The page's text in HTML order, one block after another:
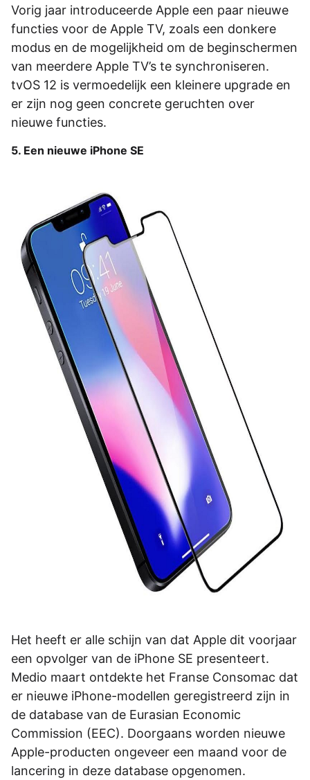
Vorig jaar introduceerde Apple een paar nieuwe
functies voor de Apple TV, zoals een donkere
modus en de mogelijkheid om de beginschermen
van meerdere Apple TV’s te synchroniseren.
tvOS 12 is vermoedelijk een kleinere upgrade en
er zijn nog geen concrete geruchten over
nieuwe functies.
5. Een nieuwe iPhone SE
Het heeft er alle schijn van dat Apple dit voorjaar
een opvolger van de iPhone SE presenteert.
Medio maart ontdekte het Franse Consomac dat
er nieuwe iPhone-modellen geregistreerd zijn in
de database van de Eurasian Economic
Commission (EEC). Doorgaans worden nieuwe
Apple-producten ongeveer een maand voor de
lancering in deze database opgenomen.